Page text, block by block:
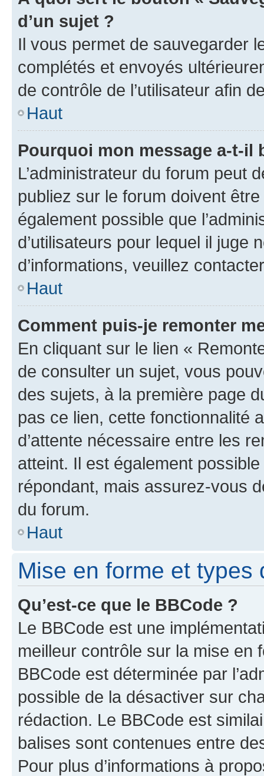
d’un sujet ?
Il vous permet de sauvegarder
complétés et envoyés
de contrôle de l’utilisateur afin
Haut
Pourquoi mon message a-t-il
L’administrateur du forum peut
publiez sur le forum doivent
également possible que
d’utilisateurs pour lequel il juge
d’informations, veuillez
Haut
Comment puis-je remonter
En cliquant sur le lien «
de consulter un sujet, vous
des sujets, à la première page
pas ce lien, cette fonctionnalité
d’attente nécessaire entre les
atteint. Il est également
répondant, mais assurez-vous
du forum.
Haut
Mise en forme et types
Qu’est-ce que le BBCode ?
Le BBCode est une
meilleur contrôle sur la mise en
BBCode est déterminée par
possible de la désactiver sur
rédaction. Le BBCode est
balises sont contenues entre
Pour plus d’informations à